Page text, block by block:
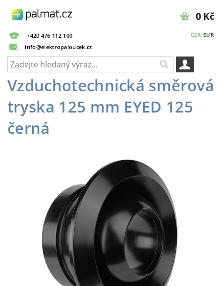
+420 476 112 100
info@elektropaloucek.cz
CZK EUR
0 Kč
Vzduchotechnická směrová
tryska 125 mm EYED 125
černá